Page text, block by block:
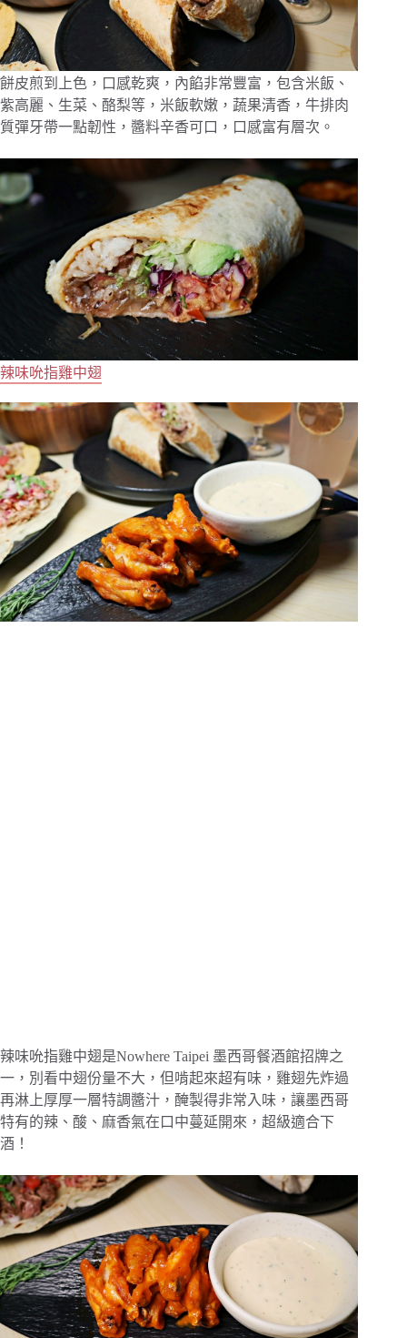
餅皮煎到上色，口感乾爽，內餡非常豐富，包含米飯、
紫高麗、生菜、酪梨等，米飯軟嫩，蔬果清香，牛排肉
質彈牙帶一點韌性，醬料辛香可口，口感富有層次。
辣味吮指雞中翅
辣味吮指雞中翅是Nowhere Taipei 墨西哥餐酒館招牌之
一，別看中翅份量不大，但啃起來超有味，雞翅先炸過
再淋上厚厚一層特調醬汁，醃製得非常入味，讓墨西哥
特有的辣、酸、麻香氣在口中蔓延開來，超級適合下
酒！